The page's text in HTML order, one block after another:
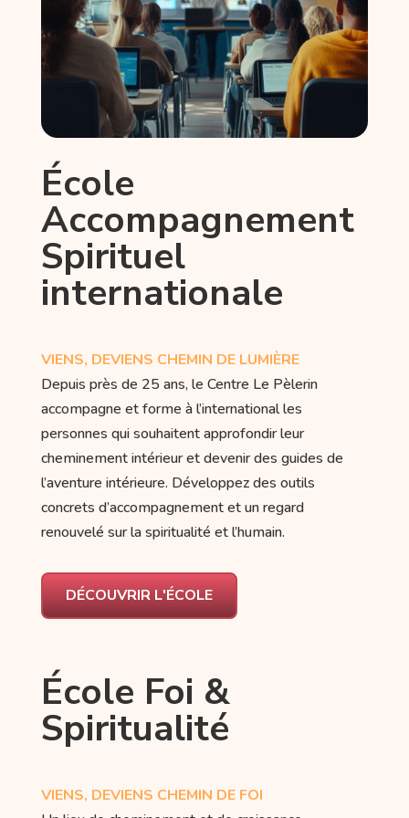
École
Accompagnement
Spirituel
internationale
VIENS, DEVIENS CHEMIN DE LUMIÈRE
Depuis près de 25 ans, le Centre Le Pèlerin
accompagne et forme à l’international les
personnes qui souhaitent approfondir leur
cheminement intérieur et devenir des guides de
l’aventure intérieure. Développez des outils
concrets d’accompagnement et un regard
renouvelé sur la spiritualité et l’humain.
DÉCOUVRIR L'ÉCOLE
École Foi &
Spiritualité
VIENS, DEVIENS CHEMIN DE FOI